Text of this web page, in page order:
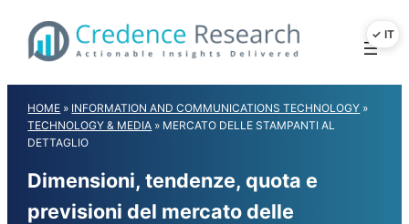
content
HOME » INFORMATION AND COMMUNICATIONS TECHNOLOGY »
TECHNOLOGY & MEDIA » MERCATO DELLE STAMPANTI AL
DETTAGLIO
Dimensioni, tendenze, quota e
previsioni del mercato delle